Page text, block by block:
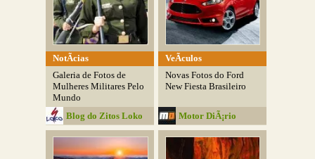
NotÃ­cias
Galeria de Fotos de
Mulheres Militares Pelo
Mundo
Blog do Zitos Loko
VeÃ­culos
Novas Fotos do Ford
New Fiesta Brasileiro
Motor DiÃ¡rio